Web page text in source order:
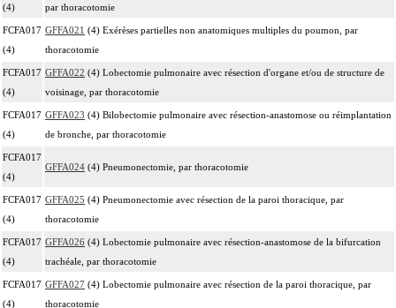
(4)
par thoracotomie
FCFA017
(4)
GFFA021 (4) Exérèses partielles non anatomiques multiples du poumon, par
thoracotomie
FCFA017
(4)
GFFA022 (4) Lobectomie pulmonaire avec résection d'organe et/ou de structure de
voisinage, par thoracotomie
FCFA017
(4)
GFFA023 (4) Bilobectomie pulmonaire avec résection-anastomose ou réimplantation
de bronche, par thoracotomie
FCFA017
(4)
GFFA024 (4) Pneumonectomie, par thoracotomie
FCFA017
(4)
GFFA025 (4) Pneumonectomie avec résection de la paroi thoracique, par
thoracotomie
FCFA017
(4)
GFFA026 (4) Lobectomie pulmonaire avec résection-anastomose de la bifurcation
trachéale, par thoracotomie
FCFA017
(4)
GFFA027 (4) Lobectomie pulmonaire avec résection de la paroi thoracique, par
thoracotomie